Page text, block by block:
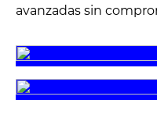
avanzadas sin